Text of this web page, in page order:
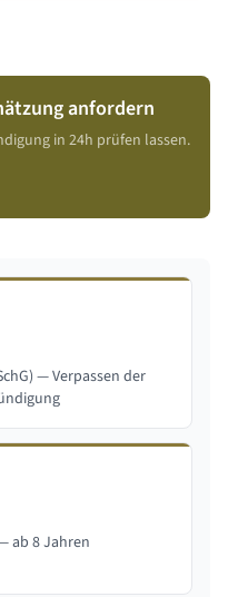
anfordern
in 24h prüfen lassen.
— Verpassen der
ab 8 Jahren